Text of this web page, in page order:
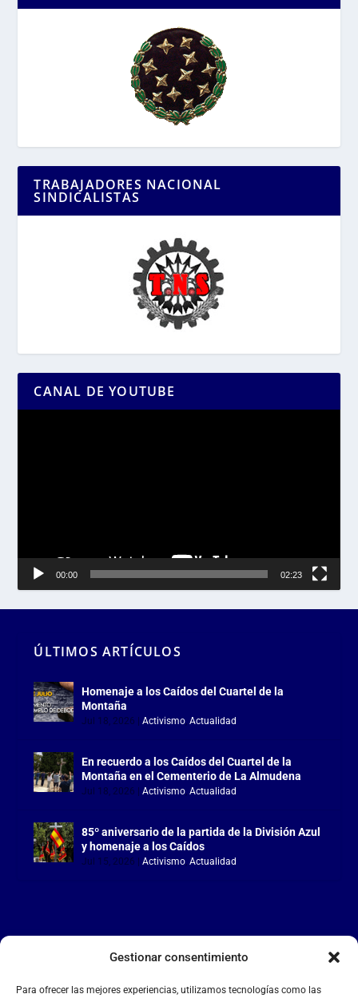
Gestionar consentimiento
Para ofrecer las mejores experiencias, utilizamos tecnologías como las
TRABAJADORES NACIONAL
SINDICALISTAS
CANAL DE YOUTUBE
00:00 02:23
ÚLTIMOS ARTÍCULOS
Homenaje a los Caídos del Cuartel de la
Montaña
Jul 18, 2026 |Activismo,Actualidad
En recuerdo a los Caídos del Cuartel de la
Montaña en el Cementerio de La Almudena
Jul 18, 2026 |Activismo,Actualidad
85º aniversario de la partida de la División Azul
y homenaje a los Caídos
Jul 15, 2026 |Activismo,Actualidad
LA FALANGE